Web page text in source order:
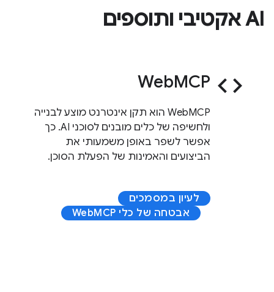
AI אקטיבי ותוספים
code
WebMCP
‫WebMCP הוא תקן אינטרנט מוצע לבנייה
ולחשיפה של כלים מובנים לסוכני AI. כך
אפשר לשפר באופן משמעותי את
הביצועים והאמינות של הפעלת הסוכן.
לעיון במסמכים
אבטחה של כלי WebMCP